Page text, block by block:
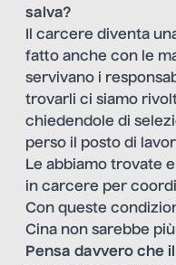
salva?
Il carcere diventa
fatto anche con le
servivano i
trovarli ci siamo
chiedendole di
perso il posto di
Le abbiamo trovate
in carcere per
Con queste
Cina non sarebbe
Pensa davvero che